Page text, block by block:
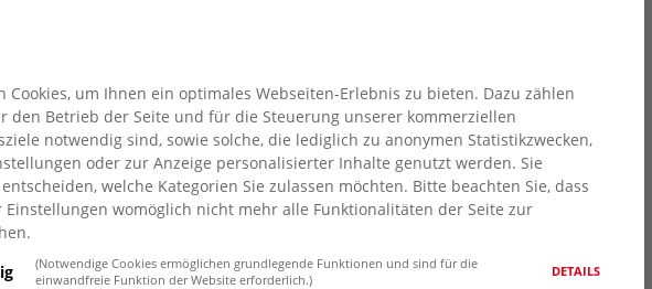
Teddy-Krankenhaus
versorgten Kuscheltiere und
Kleinen der AWO Kita „Altes Rathaus“. 20
das Angebot der AOK und des
zu besuchen.
als auch Knochenbrüche bei
Cookies, um Ihnen ein optimales Webseiten-Erlebnis zu bieten. Dazu zählen
den Betrieb der Seite und für die Steuerung unserer kommerziellen
notwendig sind, sowie solche, die lediglich zu anonymen Statistikzwecken,
oder zur Anzeige personalisierter Inhalte genutzt werden. Sie
welche Kategorien Sie zulassen möchten. Bitte beachten Sie, dass
Einstellungen womöglich nicht mehr alle Funktionalitäten der Seite zur
(Notwendige Cookies ermöglichen grundlegende Funktionen und sind für die
einwandfreie Funktion der Website erforderlich.)
DETAILS